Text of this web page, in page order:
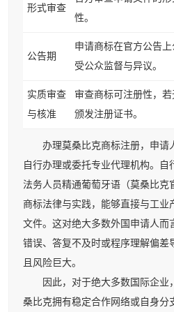
形式审查
性。
公告期
申请商标在官方公告
受公众监督与异议。
实质审查
与核准
审查商标可注册性，若
颁发注册证书。
办理莫桑比克商标注册，申请人
自行办理或委托专业代理机构。自
法务人员精通葡萄牙语（莫桑比克
商标法律与实践，能够直接与工业
文件。这对绝大多数外国申请人而
错误、答复不及时或程序理解偏差
且风险巨大。
因此，对于绝大多数国际企业
桑比克拥有稳定合作网络或自身分